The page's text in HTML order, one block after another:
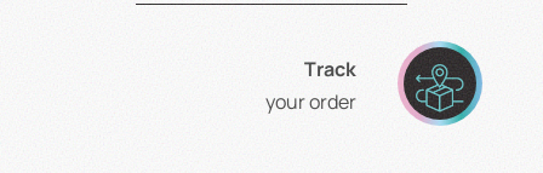
Τrack
your order